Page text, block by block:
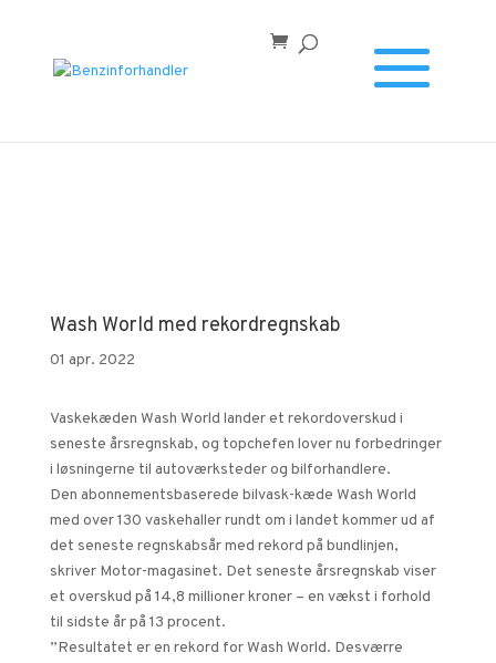
Wash World med rekordregnskab
01 apr. 2022
Vaskekæden Wash World lander et rekordoverskud i
seneste årsregnskab, og topchefen lover nu forbedringer
i løsningerne til autoværksteder og bilforhandlere.
Den abonnementsbaserede bilvask-kæde Wash World
med over 130 vaskehaller rundt om i landet kommer ud af
det seneste regnskabsår med rekord på bundlinjen,
skriver Motor-magasinet. Det seneste årsregnskab viser
et overskud på 14,8 millioner kroner – en vækst i forhold
til sidste år på 13 procent.
”Resultatet er en rekord for Wash World. Desværre